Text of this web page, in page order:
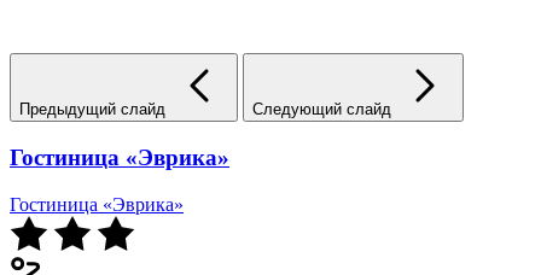
Предыдущий слайд Следующий слайд
Гостиница «Эврика»
Гостиница «Эврика»